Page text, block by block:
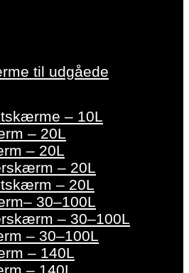
til udgåede
– 10L
– 20L
– 20L
– 20L
– 20L
30–100L
– 30–100L
– 30–100L
– 140L